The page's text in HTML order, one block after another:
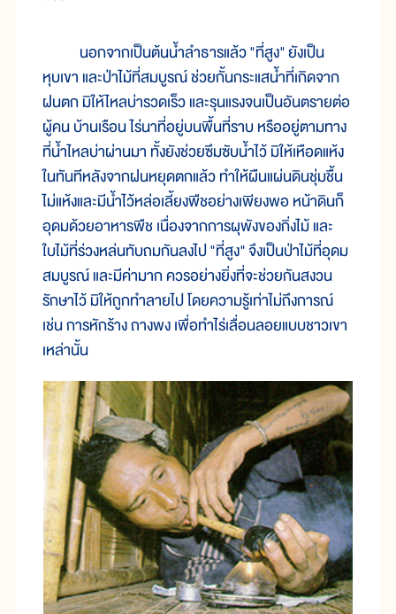
นอกจากเป็นต้นน้ำลำธารแล้ว "ที่สูง" ยังเป็น
หุบเขา และป่าไม้ที่สมบูรณ์ ช่วยกั้นกระแสน้ำที่เกิดจาก
ฝนตก มิให้ไหลบ่ารวดเร็ว และรุนแรงจนเป็นอันตรายต่อ
ผู้คน บ้านเรือน ไร่นาที่อยู่บนพื้นที่ราบ หรืออยู่ตามทาง
ที่น้ำไหลบ่าผ่านมา ทั้งยังช่วยซึมซับน้ำไว้ มิให้เหือดแห้ง
ในทันทีหลังจากฝนหยุดตกแล้ว ทำให้ผืนแผ่นดินชุ่มชื้น
ไม่แห้งและมีน้ำไว้หล่อเลี้ยงพืชอย่างเพียงพอ หน้าดินก็
อุดมด้วยอาหารพืช เนื่องจากการผุพังของกิ่งไม้ และ
ใบไม้ที่ร่วงหล่นทับถมกันลงไป "ที่สูง" จึงเป็นป่าไม้ที่อุดม
สมบูรณ์ และมีค่ามาก ควรอย่างยิ่งที่จะช่วยกันสงวน
รักษาไว้ มิให้ถูกทำลายไป โดยความรู้เท่าไม่ถึงการณ์
เช่น การหักร้าง ถางพง เพื่อทำไร่เลื่อนลอยแบบชาวเขา
เหล่านั้น